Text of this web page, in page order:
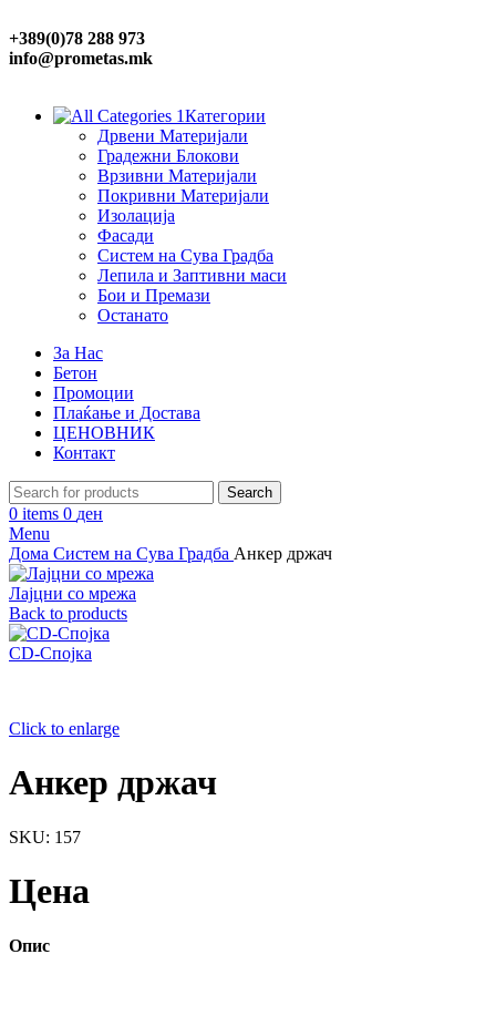
+389(0)78 288 973
info@prometas.mk
Категории
Дрвени Материјали
Градежни Блокови
Врзивни Материјали
Покривни Материјали
Изолација
Фасади
Систем на Сува Градба
Лепила и Заптивни маси
Бои и Премази
Останато
За Нас
Бетон
Промоции
Плаќање и Достава
ЦЕНОВНИК
Контакт
Search
0 items 0 ден
Menu
Дома Систем на Сува Градба Анкер држач
Лајцни со мрежа
Back to products
CD-Спојка
Click to enlarge
Анкер држач
SKU: 157
Цена
Опис